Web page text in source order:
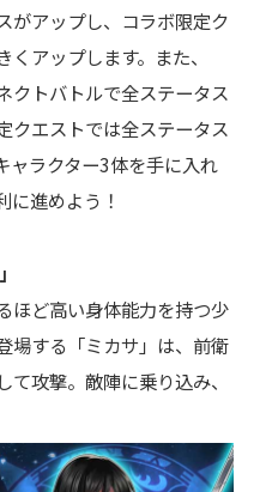
がアップし、コラボ限定ク
アップします。また、
クトバトルで全ステータス
クエストでは全ステータス
ャラクター3体を手に入れ
に進めよう！
ほど高い身体能力を持つ少
場する「ミカサ」は、前衛
攻撃。敵陣に乗り込み、